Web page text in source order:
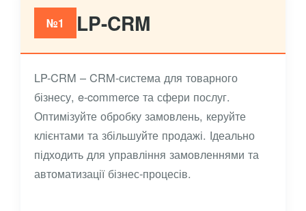
№1 LP-CRM
LP-CRM – CRM-система для товарного
бізнесу, e-commerce та сфери послуг.
Оптимізуйте обробку замовлень, керуйте
клієнтами та збільшуйте продажі. Ідеально
підходить для управління замовленнями та
автоматизації бізнес-процесів.